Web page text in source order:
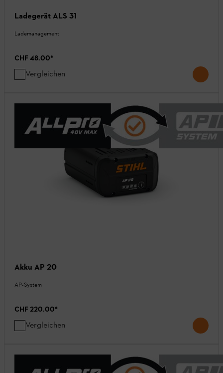
Ladegerät ALS 31
Lademanagement
CHF 48.00*
Vergleichen
Akku AP 20
AP-System
CHF 220.00*
Vergleichen